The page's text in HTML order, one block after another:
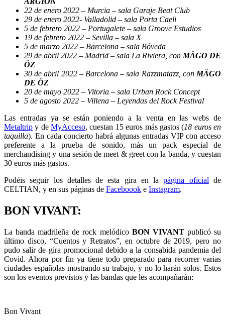
22 de enero 2022 – Murcia – sala Garaje Beat Club
29 de enero 2022- Valladolid – sala Porta Caeli
5 de febrero 2022 – Portugalete – sala Groove Estudios
19 de febrero 2022 – Sevilla – sala X
5 de marzo 2022 – Barcelona – sala Bóveda
29 de abril 2022 – Madrid – sala La Riviera, con MÄGO DE
ÖZ
30 de abril 2022 – Barcelona – sala Razzmatazz, con MÄGO
DE ÖZ
20 de mayo 2022 – Vitoria – sala Urban Rock Concept
5 de agosto 2022 – Villena – Leyendas del Rock Festival
Las entradas ya se están poniendo a la venta en las webs de
Metaltrip y deMyAcceso, cuestan 15 euros más gastos (18 euros en
taquilla). En cada concierto habrá algunas entradas VIP con acceso
preferente a la prueba de sonido, más un pack especial de
merchandising y una sesión de meet & greet con la banda, y cuestan
30 euros más gastos.
Podéis seguir los detalles de esta gira en lapágina oficial de
CELTIAN, y en sus páginas de Faceboook e Instagram.
BON VIVANT:
La banda madrileña de rock melódico BON VIVANTpublicó su
último disco, “Cuentos y Retratos”, en octubre de 2019, pero no
pudo salir de gira promocional debido a la consabida pandemia del
Covid. Ahora por fin ya tiene todo preparado para recorrer varias
ciudades españolas mostrando su trabajo, y no lo harán solos. Estos
son los eventos previstos y las bandas que les acompañarán:
Bon Vivant